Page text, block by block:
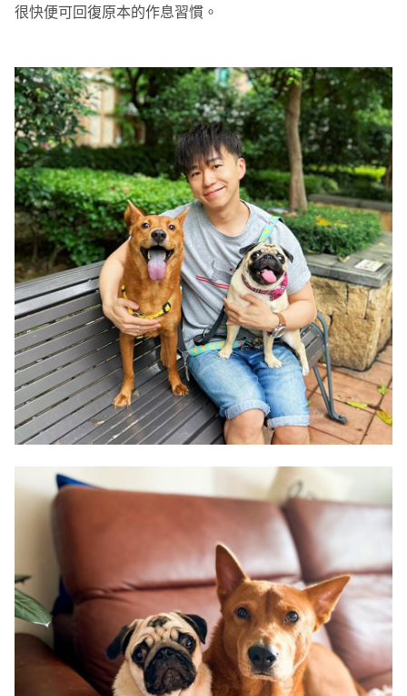
很快便可回復原本的作息習慣。